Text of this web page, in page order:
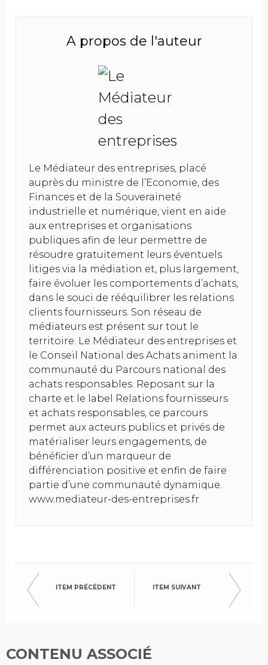
A propos de l'auteur
Le Médiateur des entreprises, placé
auprès du ministre de l’Economie, des
Finances et de la Souveraineté
industrielle et numérique, vient en aide
aux entreprises et organisations
publiques afin de leur permettre de
résoudre gratuitement leurs éventuels
litiges via la médiation et, plus largement,
faire évoluer les comportements d’achats,
dans le souci de rééquilibrer les relations
clients fournisseurs. Son réseau de
médiateurs est présent sur tout le
territoire. Le Médiateur des entreprises et
le Conseil National des Achats animent la
communauté du Parcours national des
achats responsables. Reposant sur la
charte et le label Relations fournisseurs
et achats responsables, ce parcours
permet aux acteurs publics et privés de
matérialiser leurs engagements, de
bénéficier d’un marqueur de
différenciation positive et enfin de faire
partie d’une communauté dynamique.
www.mediateur-des-entreprises.fr
ITEM PRÉCÉDENT ITEM SUIVANT
CONTENU ASSOCIÉ